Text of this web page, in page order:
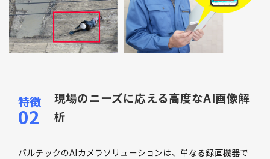
現場のニーズに応える高度なAI画像解
析
バルテックのAIカメラソリューションは、単なる録画機器で